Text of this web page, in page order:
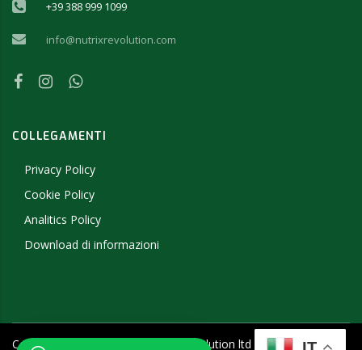
+39 388 999 1099
info@nutrixrevolution.com
COLLEGAMENTI
Privacy Policy
Cookie Policy
Analitics Policy
Download di informazioni
Copyright © - 2019 NutriX Revolution ltd - P.IVA